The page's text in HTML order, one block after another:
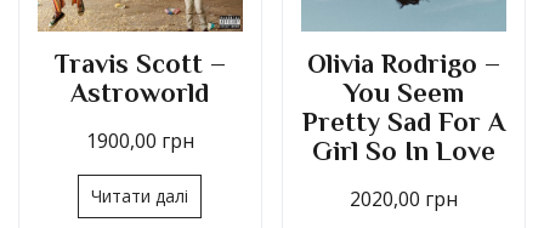
Travis Scott –
Astroworld
1900,00 грн
Читати далі
Olivia Rodrigo –
You Seem
Pretty Sad For A
Girl So In Love
2020,00 грн